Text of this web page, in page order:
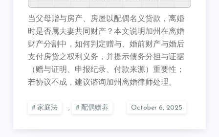
当父母赠与房产、房屋以配偶名义贷款，离婚
时是否属夫妻共同财产？本文说明加州在离婚
财产分割中，如何判定赠与、婚前财产与婚后
支付房贷之权利义务，并提示债务分担与证据
（赠与证明、申报纪录、付款来源）重要性；
若协议不成，建议谘询加州离婚律师处理。
家庭法 , 配偶赡养